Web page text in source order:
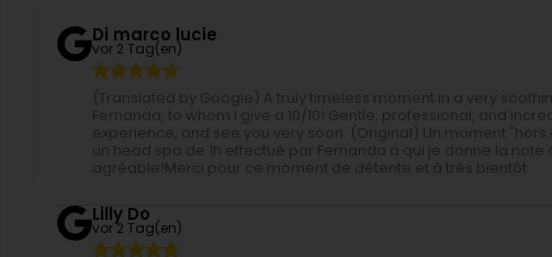
Di marco lucie
vor 2 Tag(en)
(Translated by Google) A truly timeless moment in a very
Fernanda, to whom I give a 10/10! Gentle, professional, and
experience, and see you very soon. (Original) Un moment
un head spa de 1h effectué par Fernanda à qui je donne la note
agréable!Merci pour ce moment de détente et à très bientôt.
Lilly Do
vor 2 Tag(en)